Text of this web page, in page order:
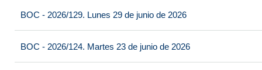
BOC - 2026/129. Lunes 29 de junio de 2026
BOC - 2026/124. Martes 23 de junio de 2026